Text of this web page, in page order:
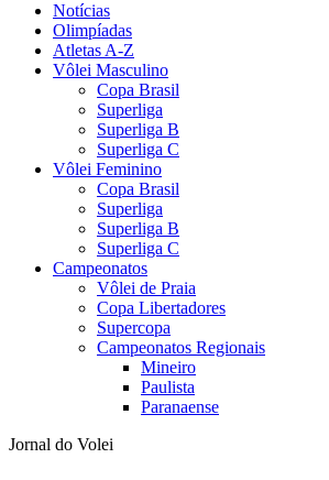
Notícias
Olimpíadas
Atletas A-Z
Vôlei Masculino
Copa Brasil
Superliga
Superliga B
Superliga C
Vôlei Feminino
Copa Brasil
Superliga
Superliga B
Superliga C
Campeonatos
Vôlei de Praia
Copa Libertadores
Supercopa
Campeonatos Regionais
Mineiro
Paulista
Paranaense
Jornal do Volei